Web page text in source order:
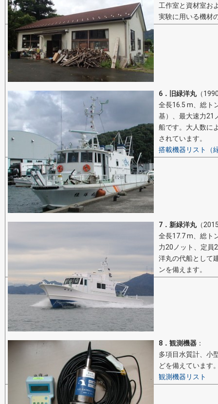
工作室と資材室お
実験に用いる機材
6．旧緑洋丸（
全長16.5 m、総ト
基）、最大速力21
船です。大人数に
されています。
搭載機器リスト（
7．新緑洋丸（
全長17.7 m、総ト
力20ノット、定員
洋丸の代船として
ンを備えます。
8．観測機器 ：
多項目水質計、小
どを備えています
観測機器リスト